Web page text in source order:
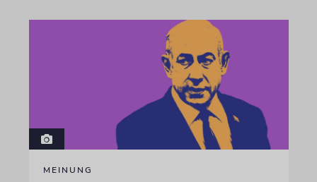
MEINUNG